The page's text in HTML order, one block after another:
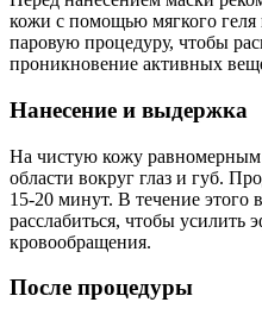
кожи с помощью мягкого
паровую процедуру, чтобы
проникновение активных
Нанесение и выдержка
На чистую кожу равномерным
области вокруг глаз и губ.
15-20 минут. В течение этого
расслабиться, чтобы усилить
кровообращения.
После процедуры